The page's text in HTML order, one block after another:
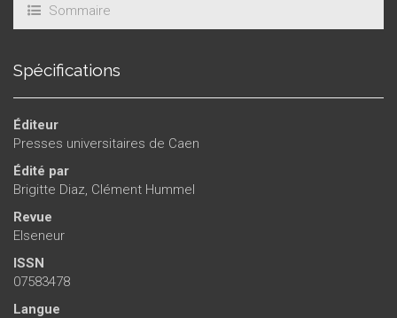
Sommaire
Spécifications
Éditeur
Presses universitaires de Caen
Édité par
Brigitte Diaz Clément Hummel
Revue
Elseneur
ISSN
07583478
Langue